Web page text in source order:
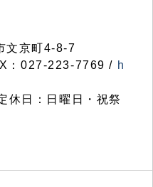
文京町4-8-7
：027-223-7769 / h
休日：日曜日・祝祭